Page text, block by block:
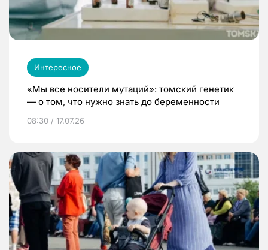
Интересное
«Мы все носители мутаций»: томский генетик
— о том, что нужно знать до беременности
08:30 / 17.07.26